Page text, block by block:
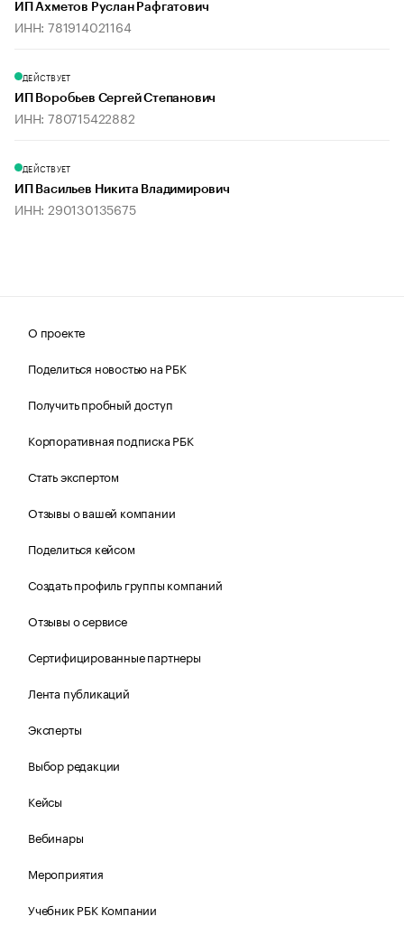
ИП Ахметов Руслан Рафгатович
ИНН: 781914021164
ДЕЙСТВУЕТ
ИП Воробьев Сергей Степанович
ИНН: 780715422882
ДЕЙСТВУЕТ
ИП Васильев Никита Владимирович
ИНН: 290130135675
О проекте
Поделиться новостью на РБК
Получить пробный доступ
Корпоративная подписка РБК
Стать экспертом
Отзывы о вашей компании
Поделиться кейсом
Создать профиль группы компаний
Отзывы о сервисе
Сертифицированные партнеры
Лента публикаций
Эксперты
Выбор редакции
Кейсы
Вебинары
Мероприятия
Учебник РБК Компании